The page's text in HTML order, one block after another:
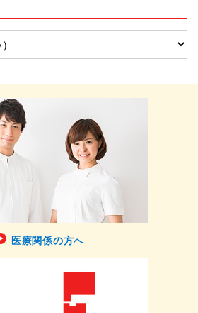
医療関係の方へ